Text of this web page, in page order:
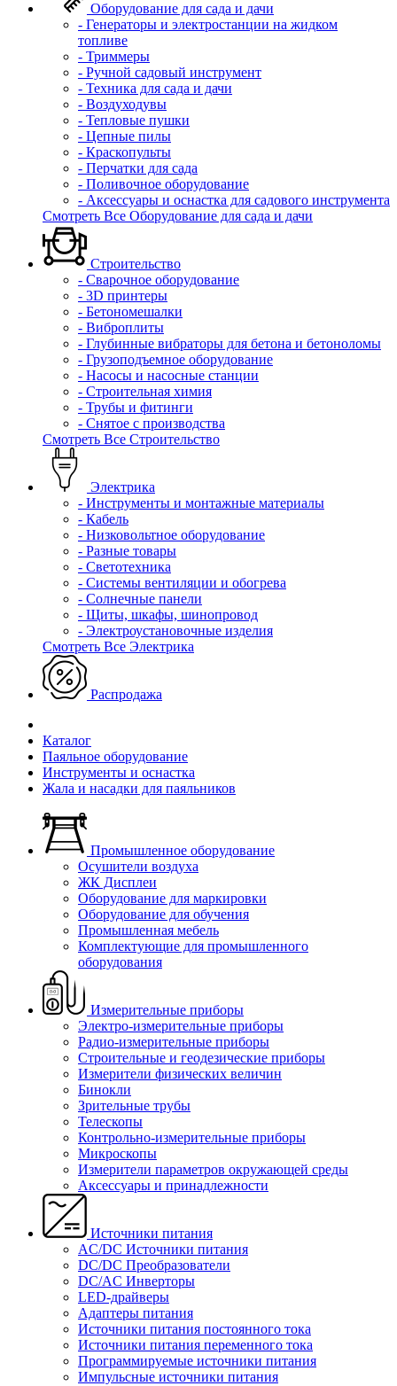
Оборудование для сада и дачи
- Генераторы и электростанции на жидком
топливе
- Триммеры
- Ручной садовый инструмент
- Техника для сада и дачи
- Воздуходувы
- Тепловые пушки
- Цепные пилы
- Краскопульты
- Перчатки для сада
- Поливочное оборудование
- Аксессуары и оснастка для садового инструмента
Смотреть Все Оборудование для сада и дачи
Строительство
- Сварочное оборудование
- 3D принтеры
- Бетономешалки
- Виброплиты
- Глубинные вибраторы для бетона и бетоноломы
- Грузоподъемное оборудование
- Насосы и насосные станции
- Строительная химия
- Трубы и фитинги
- Снятое с производства
Смотреть Все Строительство
Электрика
- Инструменты и монтажные материалы
- Кабель
- Низковольтное оборудование
- Разные товары
- Светотехника
- Системы вентиляции и обогрева
- Солнечные панели
- Щиты, шкафы, шинопровод
- Электроустановочные изделия
Смотреть Все Электрика
Распродажа
Каталог
Паяльное оборудование
Инструменты и оснастка
Жала и насадки для паяльников
Промышленное оборудование
Осушители воздуха
ЖК Дисплеи
Оборудование для маркировки
Оборудование для обучения
Промышленная мебель
Комплектующие для промышленного
оборудования
Измерительные приборы
Электро-измерительные приборы
Радио-измерительные приборы
Строительные и геодезические приборы
Измерители физических величин
Бинокли
Зрительные трубы
Телескопы
Контрольно-измерительные приборы
Микроскопы
Измерители параметров окружающей среды
Аксессуары и принадлежности
Источники питания
AC/DC Источники питания
DC/DC Преобразователи
DC/AC Инверторы
LED-драйверы
Адаптеры питания
Источники питания постоянного тока
Источники питания переменного тока
Программируемые источники питания
Импульсные источники питания